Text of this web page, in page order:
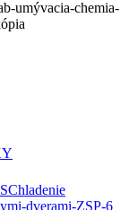
Chladenie